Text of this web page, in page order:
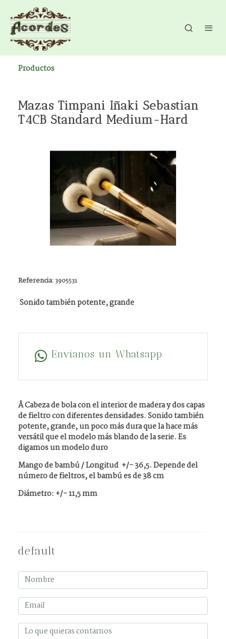
Productos
Mazas Timpani Iñaki Sebastian
T4CB Standard Medium-Hard
Referencia: 3905531
Sonido también potente, grande
Envíanos un Whatsapp
Â Cabeza de bola con el interior de madera y dos capas
de fieltro con diferentes densidades. Sonido también
potente, grande, un poco más dura que la hace más
versátil que el modelo más blando de la serie. Es
digamos un modelo duro
Mango de bambú / Longitud +/- 36,5. Depende del
número de fieltros, el bambú es de 38 cm
Diámetro: +/- 11,5 mm
default